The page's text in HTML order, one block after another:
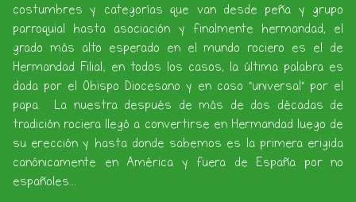
costumbres y categorías que van desde peña y grupo
parroquial hasta asociación y finalmente hermandad, el
grado más alto esperado en el mundo rociero es el de
Hermandad Filial; en todos los casos, la última palabra es
dada por el Obispo Diocesano y en caso "universal" por el
papa. La nuestra después de más de dos décadas de
tradición rociera llegó a convertirse en Hermandad luego de
su erección y hasta donde sabemos es la primera erigida
canónicamente en América y fuera de España por no
españoles...